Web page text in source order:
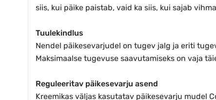
siis, kui päike paistab, vaid ka siis, kui sajab
Tuulekindlus
Nendel päikesevarjudel on tugev jalg ja eriti
Maksimaalse tugevuse saavutamiseks on vaja
Reguleeritav päikesevarju asend
Kreemikas väljas kasutatav päikesevarju mudel